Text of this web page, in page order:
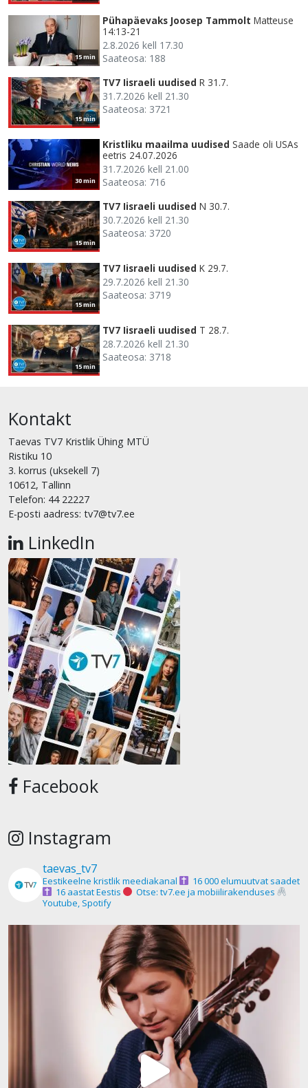
15 min
Pühapäevaks Joosep Tammolt Matteuse
14:13-21
2.8.2026 kell 17.30
Saateosa: 188
15 min
TV7 Iisraeli uudised R 31.7.
31.7.2026 kell 21.30
Saateosa: 3721
30 min
Kristliku maailma uudised Saade oli USAs
eetris 24.07.2026
31.7.2026 kell 21.00
Saateosa: 716
15 min
TV7 Iisraeli uudised N 30.7.
30.7.2026 kell 21.30
Saateosa: 3720
15 min
TV7 Iisraeli uudised K 29.7.
29.7.2026 kell 21.30
Saateosa: 3719
15 min
TV7 Iisraeli uudised T 28.7.
28.7.2026 kell 21.30
Saateosa: 3718
Kontakt
Taevas TV7 Kristlik Ühing MTÜ
Ristiku 10
3. korrus (uksekell 7)
10612, Tallinn
Telefon: 44 22227
E-posti aadress: tv7@tv7.ee
LinkedIn
Facebook
Instagram
taevas_tv7
Eestikeelne kristlik meediakanal
16 000 elumuutvat saadet
16 aastat Eestis
Otse: tv7.ee ja mobiilirakenduses
Youtube, Spotify